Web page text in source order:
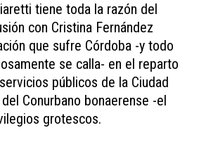
tiene toda la razón del
con Cristina Fernández
que sufre Córdoba -y todo
se calla- en el reparto
públicos de la Ciudad
Conurbano bonaerense -el
grotescos.